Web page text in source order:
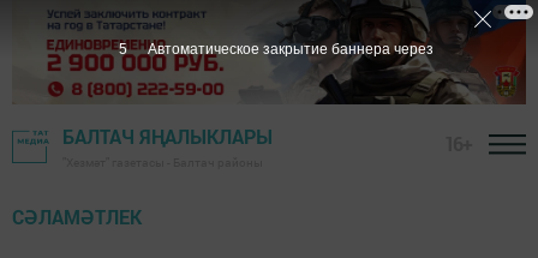
БАЛТАЧ ЯҢАЛЫКЛАРЫ
СӘЛАМӘТЛЕК
4 Автоматическое закрытие баннера через